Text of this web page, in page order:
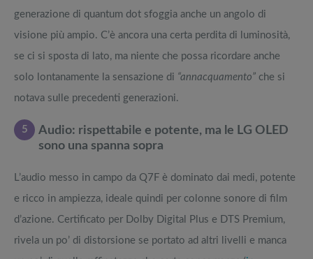
generazione di quantum dot sfoggia anche un angolo di
visione più ampio. C’è ancora una certa perdita di luminosità,
se ci si sposta di lato, ma niente che possa ricordare anche
solo lontanamente la sensazione di “annacquamento” che si
notava sulle precedenti generazioni.
5
Audio: rispettabile e potente, ma le LG OLED
sono una spanna sopra
L’audio messo in campo da Q7F è dominato dai medi, potente
e ricco in ampiezza, ideale quindi per colonne sonore di film
d’azione. Certificato per Dolby Digital Plus e DTS Premium,
rivela un po’ di distorsione se portato ad altri livelli e manca